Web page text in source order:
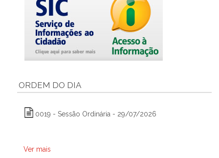
ORDEM DO DIA
0019 - Sessão Ordinária - 29/07/2026
Ver mais